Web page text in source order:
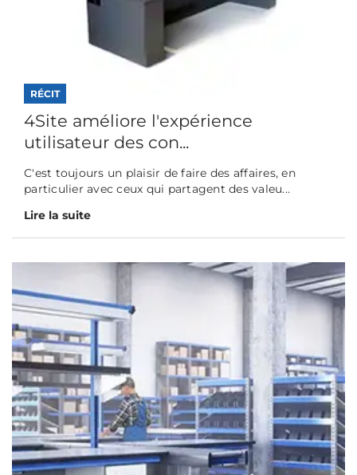
RÉCIT
4Site améliore l'expérience
utilisateur des con...
C'est toujours un plaisir de faire des affaires, en
particulier avec ceux qui partagent des valeu...
Lire la suite